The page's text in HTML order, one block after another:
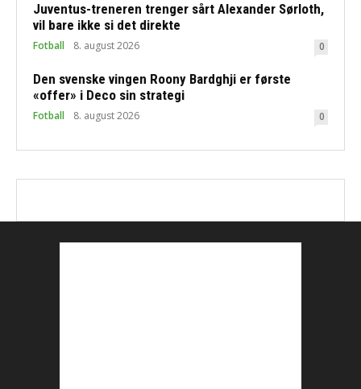
Juventus-treneren trenger sårt Alexander Sørloth,
vil bare ikke si det direkte
Fotball 8. august 2026 0
Den svenske vingen Roony Bardghji er første
«offer» i Deco sin strategi
Fotball 8. august 2026 0